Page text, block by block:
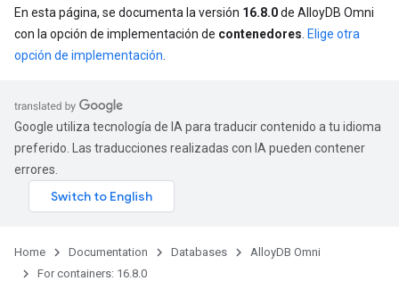
En esta página, se documenta la versión 16.8.0de AlloyDB Omni
con la opción de implementación de contenedores Elige otra
opción de implementación
Google utiliza tecnología de IA para traducir contenido a tu idioma
preferido. Las traducciones realizadas con IA pueden contener
errores.
Home Documentation Databases
AlloyDB Omni
For containers: 16.8.0